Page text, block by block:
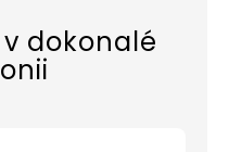
dokonalé